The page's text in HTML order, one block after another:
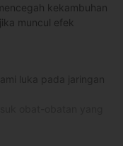
kekambuhan
muncul efek
luka pada jaringan